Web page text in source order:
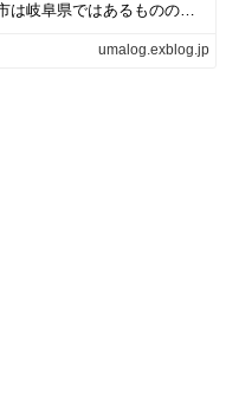
は岐阜県ではあるものの、
umalog.exblog.jp